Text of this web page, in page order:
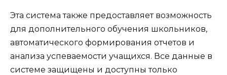
Эта система также предоставляет возможность
для дополнительного обучения школьников,
автоматического формирования отчетов и
анализа успеваемости учащихся. Все данные в
системе защищены и доступны только